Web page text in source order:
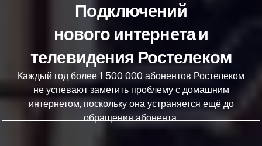
Подключений
нового интернета и
телевидения Ростелеком
Каждый год более 1 500 000 абонентов Ростелеком
не успевают заметить проблему с домашним
интернетом, поскольку она устраняется ещё до
обращения абонента.